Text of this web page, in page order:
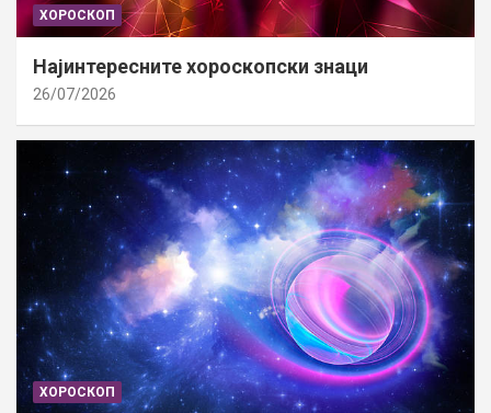
ХОРОСКОП
Најинтересните хороскопски знаци
26/07/2026
ХОРОСКОП